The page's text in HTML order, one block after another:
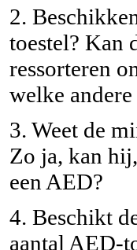
2.
toestel? Kan
ressorteren
welke
3. Weet de
Zo ja, kan
een AED?
4. Beschikt
aantal AED-